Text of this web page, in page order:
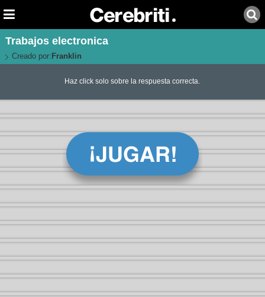
Trabajos electronica
Creado por: Franklin
Haz click solo sobre la respuesta correcta.